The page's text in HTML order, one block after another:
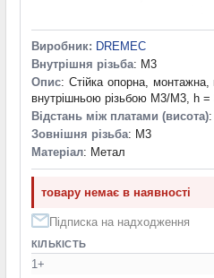
Виробник: DREMEC
Внутрішня різьба: M3
Опис: Стійка опорна,
внутрішньою різьбою M3/M3, h
Відстань між платами (висота)
Зовнішня різьба: M3
Матеріал: Метал
товару немає в наявності
Підписка на надходження
КІЛЬКІСТЬ
1+